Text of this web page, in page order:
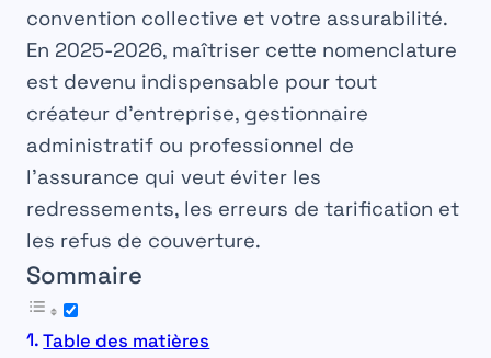
convention collective et votre assurabilité.
En 2025-2026, maîtriser cette nomenclature
est devenu indispensable pour tout
créateur d’entreprise, gestionnaire
administratif ou professionnel de
l’assurance qui veut éviter les
redressements, les erreurs de tarification et
les refus de couverture.
Sommaire
Table des matières